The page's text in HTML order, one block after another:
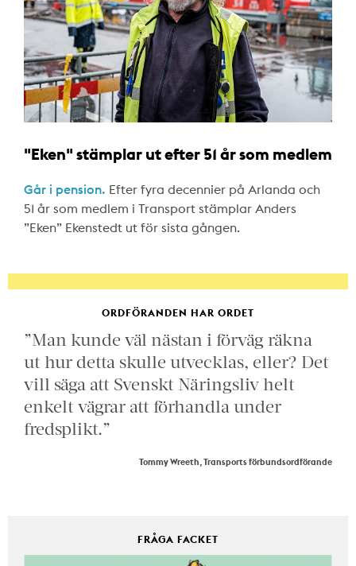
"Eken" stämplar ut efter 51 år som medlem
Går i pension. Efter fyra decennier på Arlanda och
51 år som medlem i Transport stämplar Anders
”Eken” Ekenstedt ut för sista gången.
ORDFÖRANDEN HAR ORDET
”Man kunde väl nästan i förväg räkna
ut hur detta skulle utvecklas, eller? Det
vill säga att Svenskt Näringsliv helt
enkelt vägrar att förhandla under
fredsplikt.”
Tommy Wreeth, Transports förbundsordförande
FRÅGA FACKET